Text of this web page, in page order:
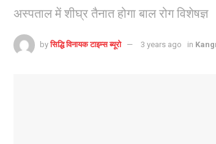
अस्पताल में शीघ्र तैनात होगा बाल रोग विशेषज्ञ
by सिद्धि विनायक टाइम्स ब्यूरो 3 years ago in